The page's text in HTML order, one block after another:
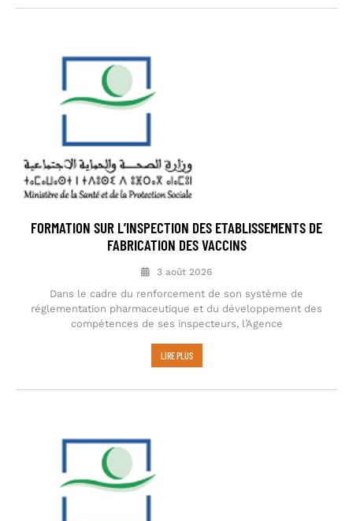
FORMATION SUR L’INSPECTION DES ETABLISSEMENTS DE
FABRICATION DES VACCINS
3 août 2026
Dans le cadre du renforcement de son système de
réglementation pharmaceutique et du développement des
compétences de ses inspecteurs, l’Agence
LIRE PLUS